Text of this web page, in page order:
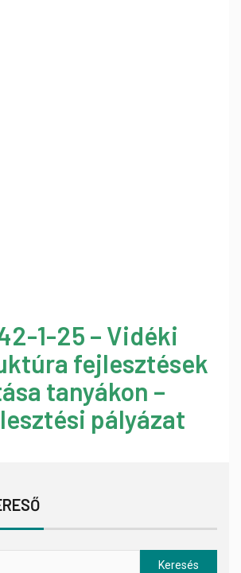
1-25 – Vidéki
fejlesztések
tanyákon –
pályázat